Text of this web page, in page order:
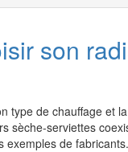
son
type de chauffage et
sèche-serviettes
exemples de fabricants.